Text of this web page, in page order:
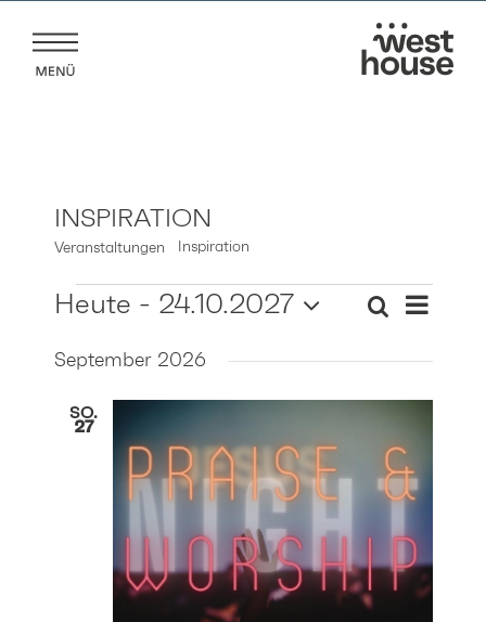
Inhalt
springen
INSPIRATION
Veranstaltungen Inspiration
VERANSTALTUNGEN Suche
Liste
Heute - 24.10.2027
wählen.
September 2026
SO.
27